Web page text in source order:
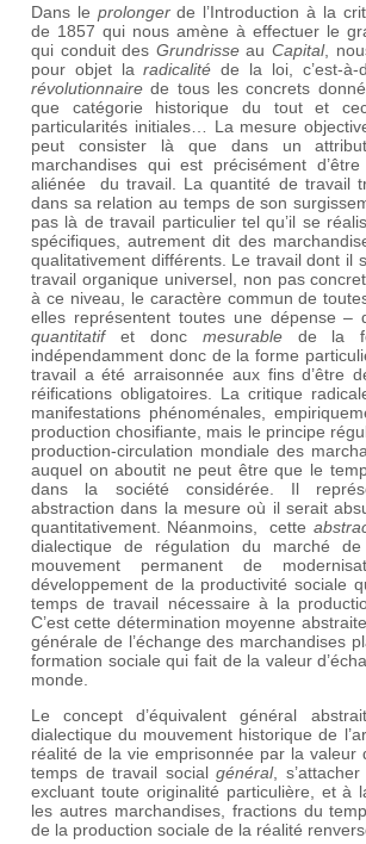
Dans le prolongerde l’Introduction à la
de 1857 qui nous amène à effectuer le
qui conduit des GrundrisseauCapital,
pour objet laradicalité de la loi, c’est-à-
révolutionnairede tous les concrets
que catégorie historique du tout et
particularités initiales… La mesure
peut consister là que dans un
marchandises qui est précisément
aliénée du travail. La quantité de travail
dans sa relation au temps de son
pas là de travail particulier tel qu’il se
spécifiques, autrement dit des
qualitativement différents. Le travail dont il
travail organique universel, non pas
à ce niveau, le caractère commun de
elles représentent toutes une dépense –
quantitatifet donc mesurablede la
indépendamment donc de la forme
travail a été arraisonnée aux fins d’être
réifications obligatoires. La critique
manifestations phénoménales,
production chosifiante, mais le principe
production-circulation mondiale des
auquel on aboutit ne peut être que le
dans la société considérée. Il
abstraction dans la mesure où il serait
quantitativement. Néanmoins, cette
dialectique de régulation du marché de
mouvement permanent de
développement de la productivité sociale
temps de travail nécessaire à la
C’est cette détermination moyenne
générale de l’échange des marchandises
formation sociale qui fait de la valeur
monde.
Le concept d’équivalent général
dialectique du mouvement historique de
réalité de la vie emprisonnée par la valeur
temps de travail socialgénéral,
excluant toute originalité particulière, et à
les autres marchandises, fractions du
de la production sociale de la réalité